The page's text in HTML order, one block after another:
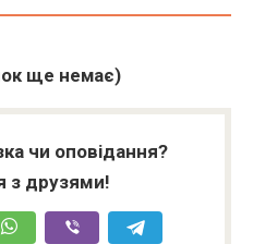
ще немає)
чи оповідання?
з друзями!